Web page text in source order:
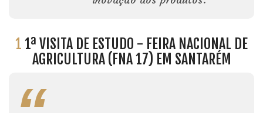
1 1ª VISITA DE ESTUDO - FEIRA NACIONAL DE
AGRICULTURA (FNA 17) EM SANTARÉM